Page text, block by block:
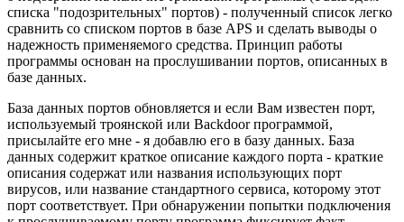
списка "подозрительных" портов) - полученный список легко
сравнить со списком портов в базе APS и сделать выводы о
надежность применяемого средства. Принцип работы
программы основан на прослушивании портов, описанных в
базе данных.
База данных портов обновляется и если Вам известен порт,
используемый троянской или Backdoor программой,
присылайте его мне - я добавлю его в базу данных. База
данных содержит краткое описание каждого порта - краткие
описания содержат или названия использующих порт
вирусов, или название стандартного сервиса, которому этот
порт соответствует. При обнаружении попытки подключения